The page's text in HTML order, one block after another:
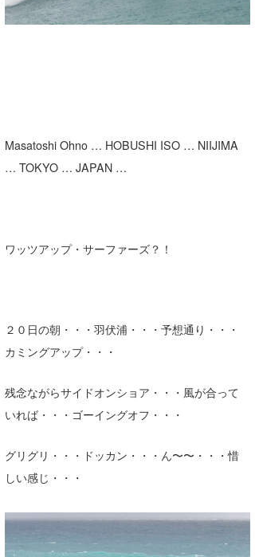
Masatoshi Ohno … HOBUSHI ISO … NIIJIMA
… TOKYO … JAPAN …
ワッツアップ・サーファーズ？！
２０日の朝・・・羽伏浦・・・予想通り・・・
カミングアップ・・・
残念ながらサイドオンショア・・・風が合って
いれば・・・ゴーイングオフ・・・
グリグリ・・・ドッカン・・・ん〜〜・・・惜
しい感じ・・・
千葉南
VOTE!
ライター/寄稿メディア
mitsuteru Kamio
Yasunari Inoue
Yoshiyuki Obata
arukasvision
DELTA FORCE SURF
CBA Films
熊谷素子
SURFMEDIA
Colors MAGAZINE
WAVAL
波伝説アンバサダー/プロライダー
福島寿実子
中浦“JET”章
嵯峨明日香
進士剛光
田原啓江
植村未来
波伝説スタッフ
☆加藤
+☆maki☆+
Aichan
chan-U
ECE
波伝説